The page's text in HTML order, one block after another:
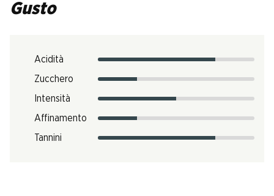
Gusto
Acidità
Zucchero
Intensità
Affinamento
Tannini